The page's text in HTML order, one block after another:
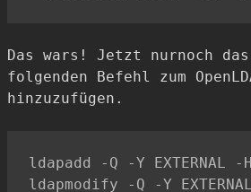
Das wars! Jetzt nurnoch das
folgenden Befehl zum
hinzuzufügen.
ldapadd -Q -Y